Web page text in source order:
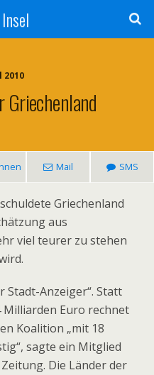
2010
Griechenland
Mail SMS
Griechenland
aus
viel teurer zu stehen
Stadt-Anzeiger“. Statt
Milliarden Euro rechnet
Koalition „mit 18
sagte ein Mitglied
Die Länder der